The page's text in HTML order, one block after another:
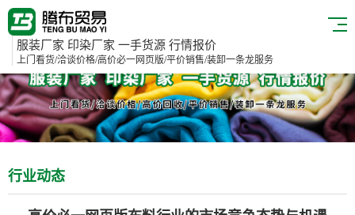
服装厂家 印染厂家 一手货源 行情报价
上门看货/洽谈价格/高价必一网页版/平价销售/装卸一条龙服务
行业动态